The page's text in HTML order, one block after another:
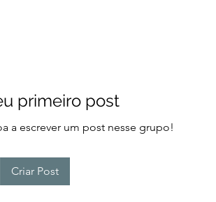
primeiro post
a escrever um post nesse grupo!
Criar Post